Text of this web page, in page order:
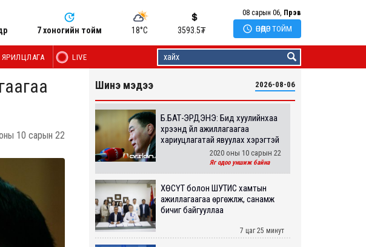
7 хоногийн тойм 18°C 3593.5₮
08 сарын 06, Пүрэв
 ӨНӨӨДӨР ТОЙМ
ЯРИЛЦЛАГА LIVE
10 сарын 22
Шинэ мэдээ 2026-08-06
Б.БАТ-ЭРДЭНЭ: Бид хуулийнхаа
хүрээнд үйл ажиллагаагаа
хариуцлагатай явуулах хэрэгтэй
2020 оны 10 сарын 22
Яг одоо уншиж байна
ХӨСҮТ болон ШУТИС хамтын
ажиллагаагаа өргөжүүлж, санамж
бичиг байгууллаа
7 цаг 25 минут